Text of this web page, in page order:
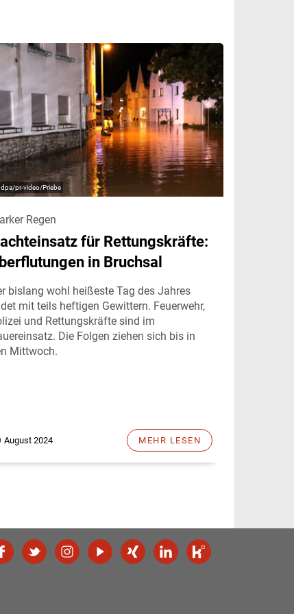
dpa/pr-video/Priebe
Regen
für Rettungskräfte:
in Bruchsal
bislang wohl heißeste Tag des Jahres
mit teils heftigen Gewittern. Feuerwehr,
und Rettungskräfte sind im
Die Folgen ziehen sich bis in
Mittwoch.
August 2024 MEHR LESEN